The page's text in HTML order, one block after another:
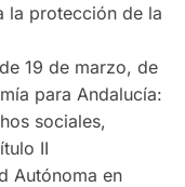
la protección de la
19 de marzo, de
para Andalucía:
sociales,
II
Autónoma en